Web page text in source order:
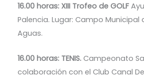
16.00 horas: XIII Trofeo de GOLF
Palencia. Lugar: Campo Municipal
Aguas.
16.00 horas: TENIS.Campeonato
colaboración con el Club Canal